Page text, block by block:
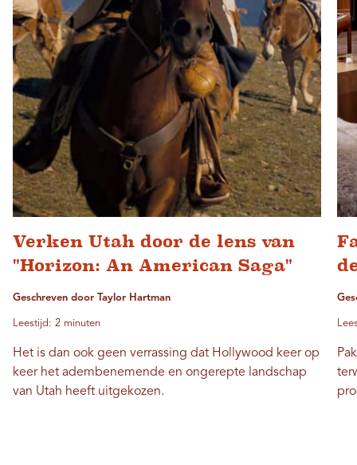
Verken Utah door de lens van
"Horizon: An American Saga"
Geschreven door Taylor Hartman
Leestijd: 2 minuten
Het is dan ook geen verrassing dat Hollywood keer op
keer het adembenemende en ongerepte landschap
van Utah heeft uitgekozen.